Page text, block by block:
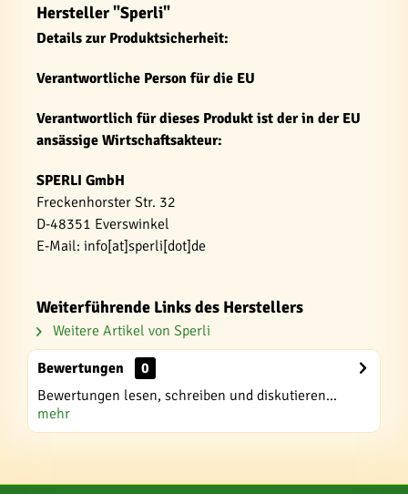
Hersteller "Sperli"
Details zur Produktsicherheit:
Verantwortliche Person für die EU
Verantwortlich für dieses Produkt ist der in der EU
ansässige Wirtschaftsakteur:
SPERLI GmbH
Freckenhorster Str. 32
D-48351 Everswinkel
E-Mail: info[at]sperli[dot]de
Weiterführende Links des Herstellers
Weitere Artikel von Sperli
Bewertungen
0
Bewertungen lesen, schreiben und diskutieren...
mehr